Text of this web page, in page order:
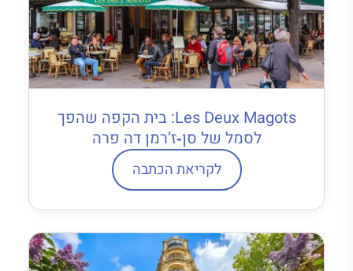
Les Deux Magots: בית הקפה שהפך
לסמל של סן‐ז’רמן דה פרה
לקריאת הכתבה